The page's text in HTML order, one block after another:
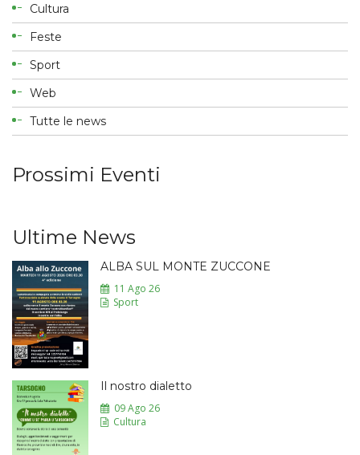
Cultura
Feste
Sport
Web
Tutte le news
Prossimi Eventi
Ultime News
ALBA SUL MONTE ZUCCONE
11 Ago 26
Sport
Il nostro dialetto
09 Ago 26
Cultura